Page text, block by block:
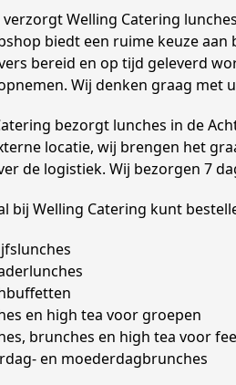
verzorgt Welling Catering
biedt een ruime keuze
bereid en op tijd geleverd
Wij denken graag met
bezorgt lunches in de
locatie, wij brengen het
de logistiek. Wij bezorgen 7
bij Welling Catering kunt
en high tea voor groepen
brunches en high tea voor
en moederdagbrunches